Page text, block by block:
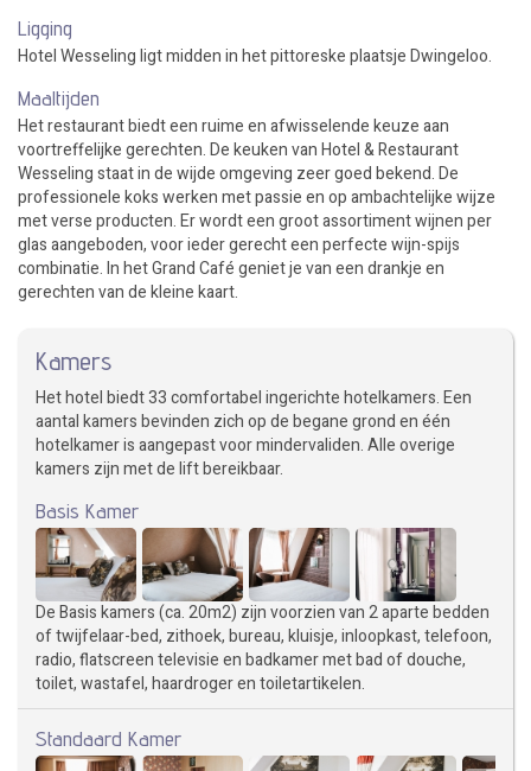
Ligging
Hotel Wesseling ligt midden in het pittoreske plaatsje Dwingeloo.
Maaltijden
Het restaurant biedt een ruime en afwisselende keuze aan
voortreffelijke gerechten. De keuken van Hotel & Restaurant
Wesseling staat in de wijde omgeving zeer goed bekend. De
professionele koks werken met passie en op ambachtelijke wijze
met verse producten. Er wordt een groot assortiment wijnen per
glas aangeboden, voor ieder gerecht een perfecte wijn-spijs
combinatie. In het Grand Café geniet je van een drankje en
gerechten van de kleine kaart.
Kamers
Het hotel biedt 33 comfortabel ingerichte hotelkamers. Een
aantal kamers bevinden zich op de begane grond en één
hotelkamer is aangepast voor mindervaliden. Alle overige
kamers zijn met de lift bereikbaar.
Basis Kamer
De Basis kamers (ca. 20m2) zijn voorzien van 2 aparte bedden
of twijfelaar-bed, zithoek, bureau, kluisje, inloopkast, telefoon,
radio, flatscreen televisie en badkamer met bad of douche,
toilet, wastafel, haardroger en toiletartikelen.
Standaard Kamer